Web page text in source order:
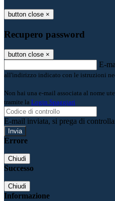
button close ×
Recupero password
button close ×
E-
all'indirizzo indicato con le istruzioni
Non hai una e-mail associata al nome
tramite la Login Spaggiari
E-mail inviata, si prega di
Errore
Chiudi
Successo
Chiudi
Informazione